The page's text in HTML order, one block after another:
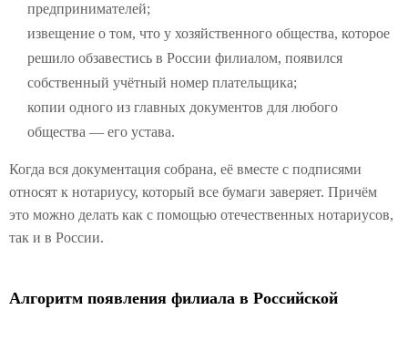
предпринимателей;
извещение о том, что у хозяйственного общества, которое
решило обзавестись в России филиалом, появился
собственный учётный номер плательщика;
копии одного из главных документов для любого
общества — его устава.
Когда вся документация собрана, её вместе с подписями
относят к нотариусу, который все бумаги заверяет. Причём
это можно делать как с помощью отечественных нотариусов,
так и в России.
Алгоритм появления филиала в Российской